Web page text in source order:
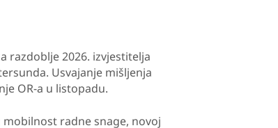
razdoblje 2026. izvjestitelja
Usvajanje mišljenja
OR-a u listopadu.
mobilnost radne snage, novoj